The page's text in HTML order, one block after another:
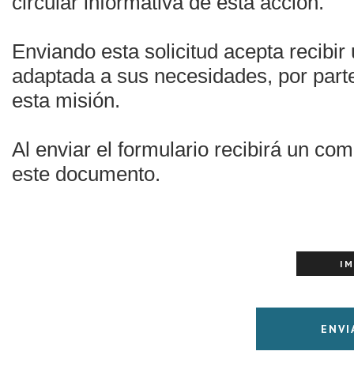
Enviando esta solicitud acepta
adaptada a sus necesidades, por
esta misión.
Al enviar el formulario recibirá un
este documento.